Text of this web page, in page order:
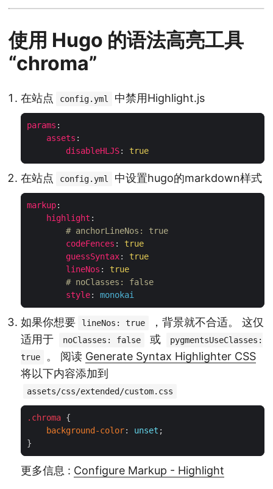
使用 Hugo 的语法高亮工具
“chroma”
在站点 config.yml 中禁用Highlight.js
params :
assets :
disableHLJS: true
在站点 config.yml 中设置hugo的markdown样式
markup:
highlight :
# anchorLineNos: true
codeFences :
true
guessSyntax:
true
lineNos :
true
# noClasses: false
style: monokai
如果你想要 lineNos: true
，背景就不合适。 这仅
适用于
noClasses: false 或
pygmentsUseClasses:
true
。 阅读 Generate Syntax Highlighter CSS
将以下内容添加到
assets/css/extended/custom.css
. chroma
background-color: unset
更多信息 : Configure Markup - Highlight